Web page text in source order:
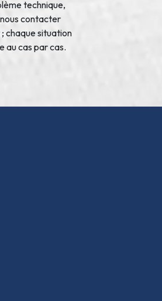
technique,
contacter
chaque situation
au cas par cas.